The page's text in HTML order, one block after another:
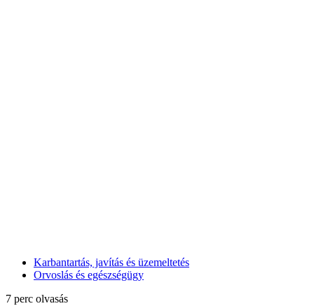
Karbantartás, javítás és üzemeltetés
Orvoslás és egészségügy
7 perc olvasás